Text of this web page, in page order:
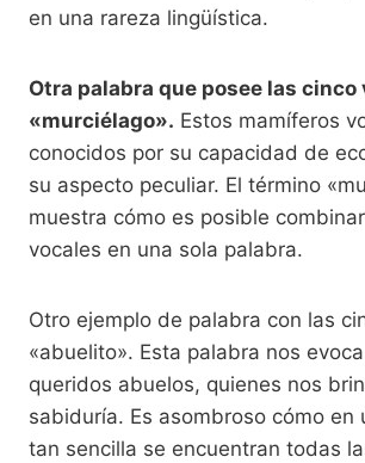
en una rareza lingüística.
Otra palabra que posee las cinco
«murciélago». Estos mamíferos
conocidos por su capacidad de
su aspecto peculiar. El término
muestra cómo es posible
vocales en una sola palabra.
Otro ejemplo de palabra con las
«abuelito». Esta palabra nos
queridos abuelos, quienes nos
sabiduría. Es asombroso cómo en
tan sencilla se encuentran todas